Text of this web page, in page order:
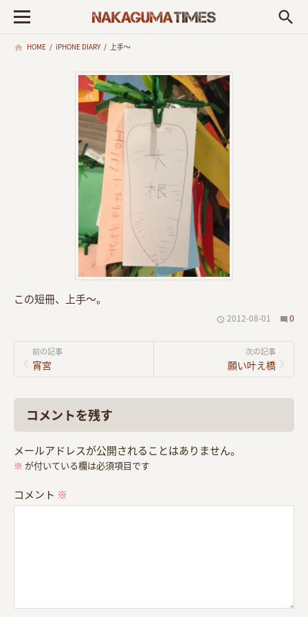
search
HOME / iPHONE DIARY / 上手〜
この短冊、上手〜。
2012-08-01 0
前の記事
宵宮
次の記事
願い叶え橋
コメントを残す
メールアドレスが公開されることはありません。
※ が付いている欄は必須項目です
コメント ※